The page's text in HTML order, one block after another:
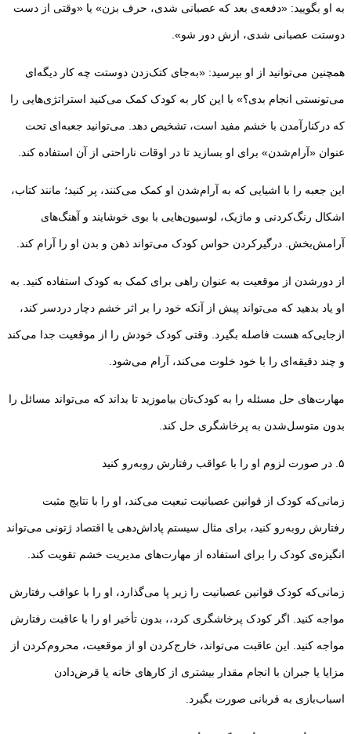
به او بگویید: «دفعه‌ی بعد که عصبانی شدی، حرف بزن» یا «وقتی از دست
دوستت عصبانی شدی، ازش دور شو».
همچنین می‌توانید از او بپرسید: «به‌جای کتک‌زدن دوستت چه کار دیگه‌ای
می‌تونستی انجام بدی؟» با این کار به کودک کمک می‌کنید استراتژی‌هایی را
که درکنار‌آمدن با خشم مفید است، تشخیص دهد. می‌توانید جعبه‌‌ای تحت
عنوان «آرام‌شدن» برای او بسازید تا در اوقات ناراحتی از آن استفاده کند.
این جعبه را با اشیایی که به آرام‌شدن او کمک می‌کنند، پر کنید؛ مانند کتاب،
اشکال رنگ‌کردنی و ماژیک، لوسیون‌هایی با بوی خوشایند و آهنگ‌های
آرامش‌بخش. درگیرکردن حواس کودک می‌تواند ذهن و بدن او را آرام کند.
از دورشدن از موقعیت به عنوان راهی برای کمک به کودک استفاده کنید. به
او یاد بدهید که می‌تواند پیش از آنکه خود را بر اثر خشم دچار دردسر کند،
ازجایی‌که هست فاصله بگیرد. وقتی کودک خودش را از موقعیت جدا می‌کند
و چند دقیقه‌ای را با خود خلوت می‌کند، آرام می‌شود.
مهارت‌های حل‌ مسئله را به کودک‌تان بیاموزید تا بداند که می‌تواند مسائل را
بدون متوسل‌شدن به پرخاشگری حل کند.
۵. در صورت لزوم او را با عواقب رفتارش رو‌به‌رو کنید
زمانی‌که کودک از قوانین عصبانیت تبعیت می‌کند، او را با نتایج مثبت
رفتارش رو‌به‌رو کنید، برای مثال سیستم پاداش‌دهی یا اقتصاد ژتونی می‌تواند
انگیزه‌ی کودک را برای استفاده از مهارت‌های مدیریت خشم تقویت کند.
زمانی‌که کودک قوانین عصبانیت را زیر پا می‌گذارد، او را با عواقب رفتارش
مواجه کنید. اگر کودک پرخاشگری کرد،، بدون تأخیر او را با عاقبت رفتارش
مواجه کنید. این عاقبت می‌تواند، خارج‌کردن او از موقعیت، محروم‌کردن از
مزایا یا جبران با انجام مقدار بیشتری از کارهای خانه یا قرض‌دادن
اسباب‌بازی به قربانی صورت بگیرد.